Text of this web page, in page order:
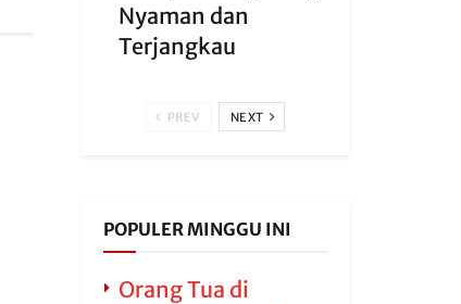
Nyaman dan
Terjangkau
PREV NEXT
POPULER MINGGU INI
Orang Tua di